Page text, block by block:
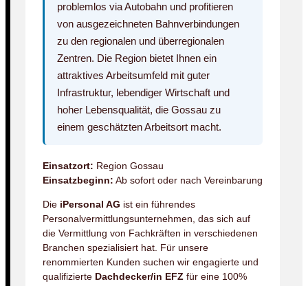
problemlos via Autobahn und profitieren
von ausgezeichneten Bahnverbindungen
zu den regionalen und überregionalen
Zentren. Die Region bietet Ihnen ein
attraktives Arbeitsumfeld mit guter
Infrastruktur, lebendiger Wirtschaft und
hoher Lebensqualität, die Gossau zu
einem geschätzten Arbeitsort macht.
Einsatzort: Region Gossau
Einsatzbeginn: Ab sofort oder nach Vereinbarung
Die iPersonal AG ist ein führendes
Personalvermittlungsunternehmen, das sich auf
die Vermittlung von Fachkräften in verschiedenen
Branchen spezialisiert hat. Für unsere
renommierten Kunden suchen wir engagierte und
qualifizierte Dachdecker/in EFZ für eine 100%